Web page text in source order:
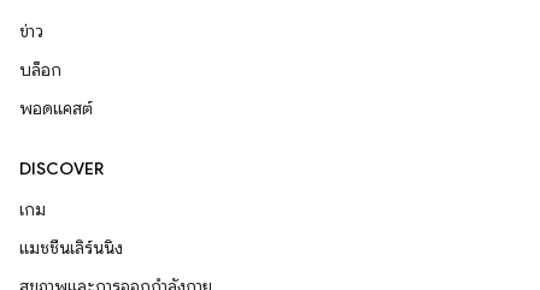
ข่าว
บล็อก
พอดแคสต์
DISCOVER
เกม
แมชชีนเลิร์นนิง